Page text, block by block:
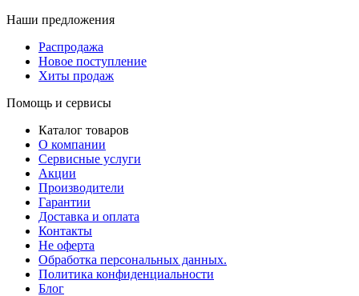
Наши предложения
Распродажа
Новое поступление
Хиты продаж
Помощь и сервисы
Каталог товаров
О компании
Сервисные услуги
Акции
Производители
Гарантии
Доставка и оплата
Контакты
Не оферта
Обработка персональных данных.
Политика конфиденциальности
Блог